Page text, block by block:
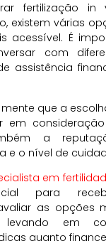
fertilização
existem várias
acessível. É
com
assistência
mente que a
em
a
e o nível de
em
para
as opções
levando em
quanto